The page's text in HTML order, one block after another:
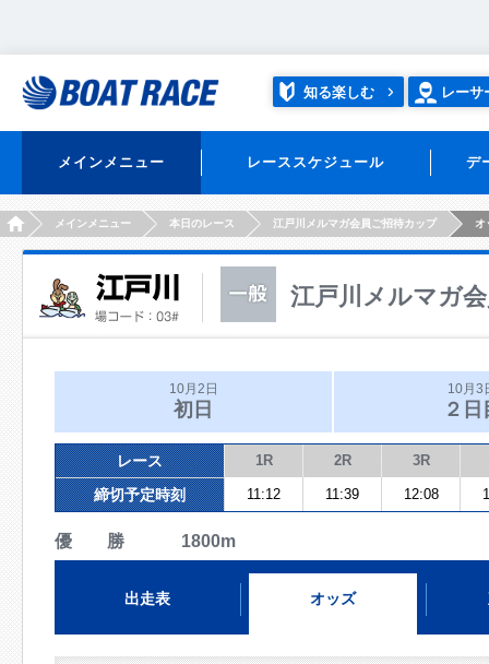
知る楽しむ レーサ
メインメニュー レーススケジュール デ
HOMEメインメニュー 本日のレース 江戸川メルマガ会員ご招待カップ オ
江戸川メルマガ
10月2日
初日
10月3
２日
レース 1R 2R 3R
締切予定時刻 11:12 11:39 12:08
優 勝 1800m
出走表 オッズ